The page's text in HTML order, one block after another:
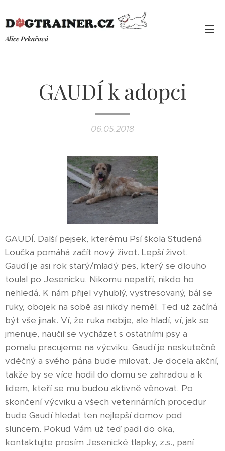
Alice Pekařová
GAUDÍ k adopci
06.05.2018
GAUDÍ. Další pejsek, kterému Psí škola Studená
Loučka pomáhá začít nový život. Lepší život.
Gaudí je asi rok starý/mladý pes, který se dlouho
toulal po Jesenicku. Nikomu nepatří, nikdo ho
nehledá. K nám přijel vyhublý, vystresovaný, bál se
ruky, obojek na sobě asi nikdy neměl. Teď už začíná
být vše jinak. Ví, že ruka nebije, ale hladí, ví, jak se
jmenuje, naučil se vycházet s ostatními psy a
pomalu pracujeme na výcviku. Gaudí je neskutečně
vděčný a svého pána bude milovat. Je docela akční,
takže by se více hodil do domu se zahradou a k
lidem, kteří se mu budou aktivně věnovat. Po
skončení výcviku a všech veterinárních procedur
bude Gaudí hledat ten nejlepší domov pod
sluncem. Pokud Vám už teď padl do oka,
kontaktujte prosím Jesenické tlapky, z.s., paní